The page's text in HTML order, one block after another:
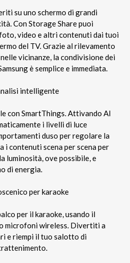
su uno schermo di grandi
Con Storage Share puoi
video e altri contenuti dai tuoi
del TV. Grazie al rilevamento
vicinanze, la condivisione dei
è semplice e immediata.
intelligente
con SmartThings. Attivando AI
i livelli di luce
duso per regolare la
i contenuti scena per scena per
luminosità, ove possibile, e
di energia.
per karaoke
per il karaoke, usando il
microfoni wireless. Divertiti a
e riempi il tuo salotto di